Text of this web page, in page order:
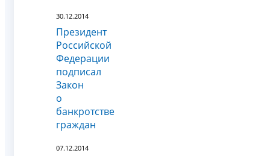
30.12.2014
Президент
Российской
Федерации
подписал
Закон
о
банкротстве
граждан
07.12.2014